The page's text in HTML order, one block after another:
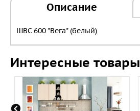
Описание
ШВС 600 "Вега" (белый)
Интересные товары